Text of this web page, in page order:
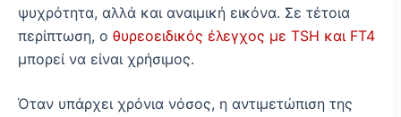
ψυχρότητα, αλλά και αναιμική εικόνα. Σε τέτοια
περίπτωση, ο θυρεοειδικός έλεγχος με TSH και FT4
μπορεί να είναι χρήσιμος.
Όταν υπάρχει χρόνια νόσος, η αντιμετώπιση της